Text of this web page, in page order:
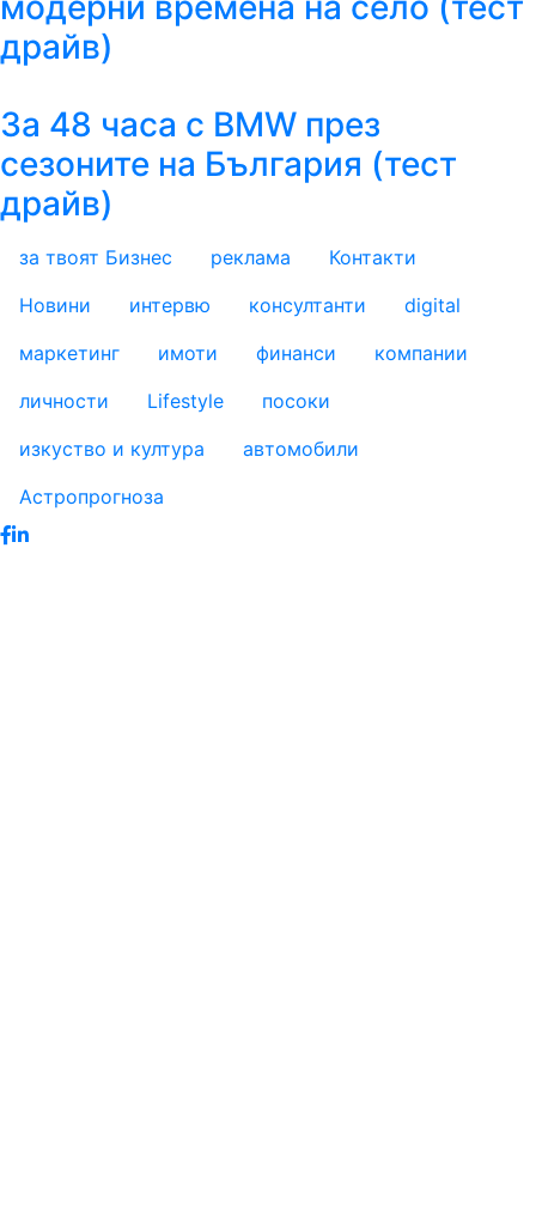
драйв)
За 48 часа с BMW през
сезоните на България (тест
драйв)
за твоят Бизнес реклама Контакти
footer_statii
Новини интервю консултанти
digital
маркетинг
имоти финанси
компании
личности
Lifestyle
посоки
изкуство и култура
автомобили
Астропрогноза